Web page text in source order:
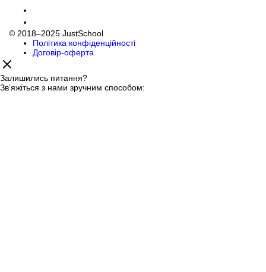
© 2018–2025 JustSchool
Політика конфіденційності
Договір-оферта
Залишились питання?
Звʼяжіться з нами зручним способом: